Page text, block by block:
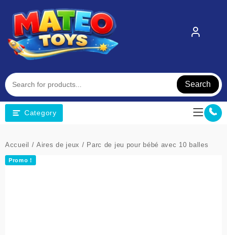
content
Search
Category
Accueil /Aires de jeux / Parc de jeu pour bébé avec 10 balles
Promo !